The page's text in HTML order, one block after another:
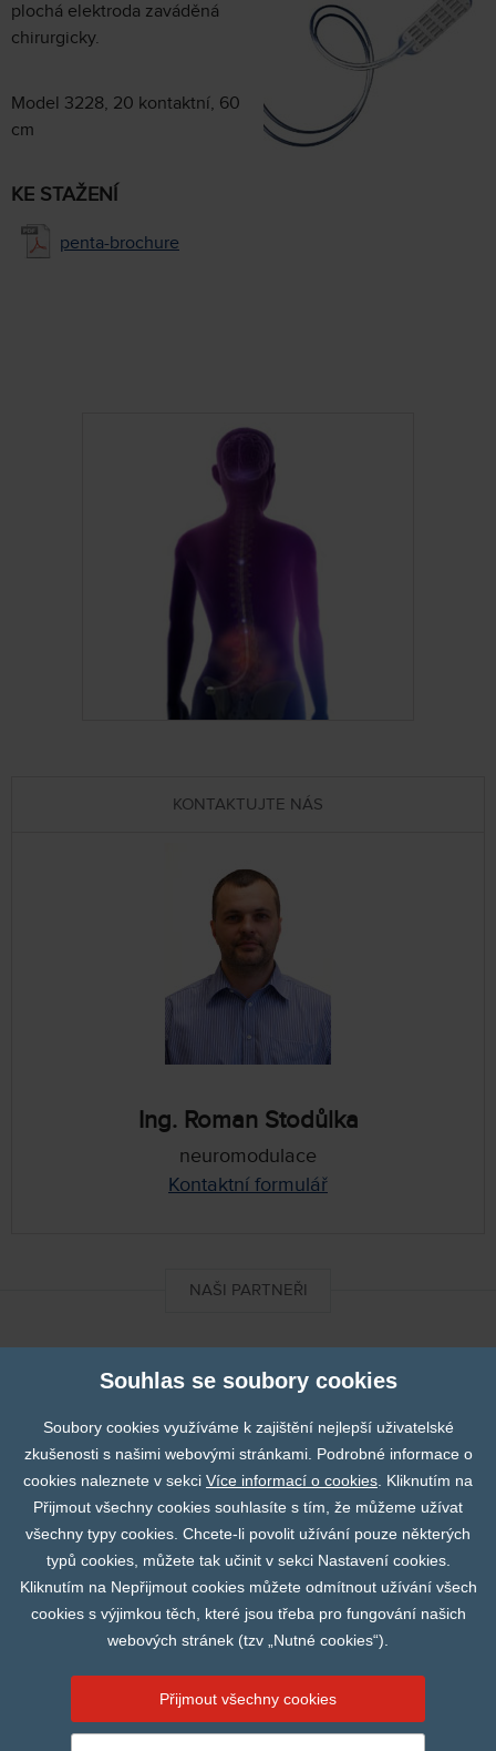
plochá elektroda zaváděná
chirurgicky.
Model 3228, 20 kontaktní, 60
cm
KE STAŽENÍ
penta-brochure
KONTAKTUJTE NÁS
Ing. Roman Stodůlka
neuromodulace
Kontaktní formulář
NAŠI PARTNEŘI
DIXImedical
Finapres
Fumedica
Prev
Souhlas se soubory cookies
Soubory cookies využíváme k zajištění nejlepší uživatelské
zkušenosti s našimi webovými stránkami. Podrobné informace o
cookies naleznete v sekci Více informací o cookies . Kliknutím na
Přijmout všechny cookies souhlasíte s tím, že můžeme užívat
všechny typy cookies. Chcete-li povolit užívání pouze některých
typů cookies, můžete tak učinit v sekci Nastavení cookies.
Kliknutím na Nepřijmout cookies můžete odmítnout užívání všech
cookies s výjimkou těch, které jsou třeba pro fungování našich
webových stránek (tzv „Nutné cookies“).
Přijmout všechny cookies